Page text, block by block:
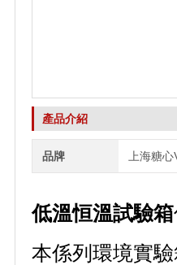
產品介紹
品牌 上海糖
低溫恒溫試驗箱
本係列環境實驗